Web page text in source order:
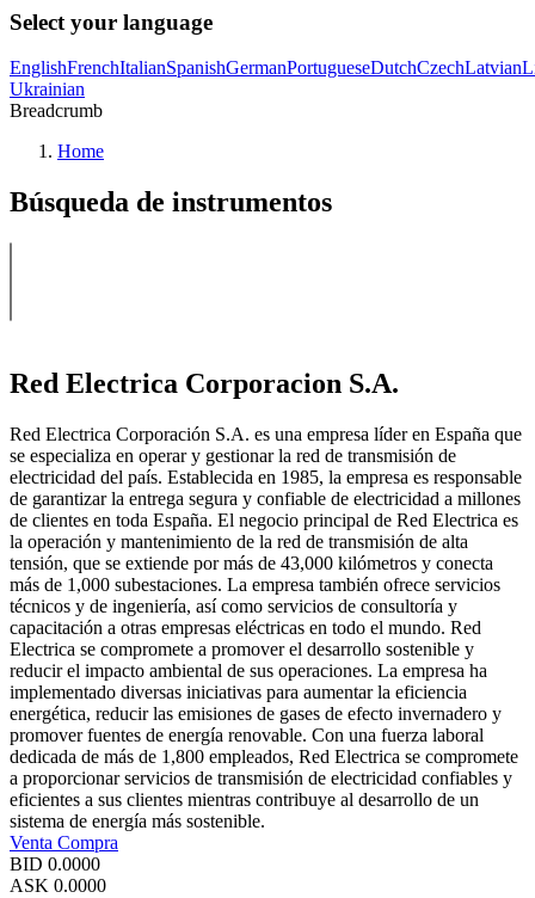
Select your language
EnglishFrenchItalianSpanishGermanPortugueseDutchCzechLatvian
Ukrainian
Breadcrumb
Home
Búsqueda de instrumentos
Red Electrica Corporacion S.A.
Red Electrica Corporación S.A. es una empresa líder en España que
se especializa en operar y gestionar la red de transmisión de
electricidad del país. Establecida en 1985, la empresa es responsable
de garantizar la entrega segura y confiable de electricidad a millones
de clientes en toda España. El negocio principal de Red Electrica es
la operación y mantenimiento de la red de transmisión de alta
tensión, que se extiende por más de 43,000 kilómetros y conecta
más de 1,000 subestaciones. La empresa también ofrece servicios
técnicos y de ingeniería, así como servicios de consultoría y
capacitación a otras empresas eléctricas en todo el mundo. Red
Electrica se compromete a promover el desarrollo sostenible y
reducir el impacto ambiental de sus operaciones. La empresa ha
implementado diversas iniciativas para aumentar la eficiencia
energética, reducir las emisiones de gases de efecto invernadero y
promover fuentes de energía renovable. Con una fuerza laboral
dedicada de más de 1,800 empleados, Red Electrica se compromete
a proporcionar servicios de transmisión de electricidad confiables y
eficientes a sus clientes mientras contribuye al desarrollo de un
sistema de energía más sostenible.
Venta Compra
BID 0.0000
ASK 0.0000